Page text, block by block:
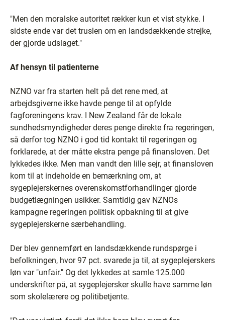
"Men den moralske autoritet rækker kun et vist stykke. I
sidste ende var det truslen om en landsdækkende strejke,
der gjorde udslaget."
Af hensyn til patienterne
NZNO var fra starten helt på det rene med, at
arbejdsgiverne ikke havde penge til at opfylde
fagforeningens krav. I New Zealand får de lokale
sundhedsmyndigheder deres penge direkte fra regeringen,
så derfor tog NZNO i god tid kontakt til regeringen og
forklarede, at der måtte ekstra penge på finansloven. Det
lykkedes ikke. Men man vandt den lille sejr, at finansloven
kom til at indeholde en bemærkning om, at
sygeplejerskernes overenskomstforhandlinger gjorde
budgetlægningen usikker. Samtidig gav NZNOs
kampagne regeringen politisk opbakning til at give
sygeplejerskerne særbehandling.
Der blev gennemført en landsdækkende rundspørge i
befolkningen, hvor 97 pct. svarede ja til, at sygeplejerskers
løn var "unfair." Og det lykkedes at samle 125.000
underskrifter på, at sygeplejersker skulle have samme løn
som skolelærere og politibetjente.